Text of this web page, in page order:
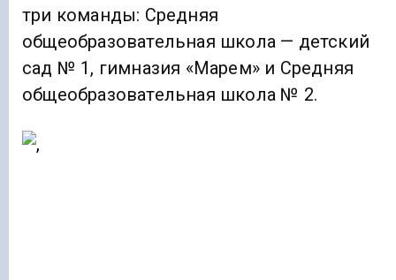
три команды: Средняя
общеобразовательная школа — детский
сад № 1, гимназия «Марем» и Средняя
общеобразовательная школа № 2.